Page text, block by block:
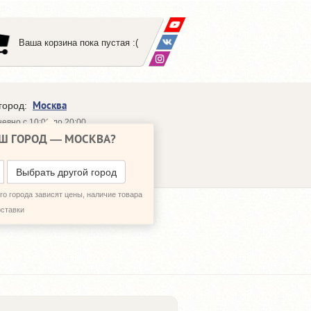
Ваша корзина пока пустая :(
Москва
ГОРОД — МОСКВА?
Выбрать другой город
города зависят цены, наличие товара
с 10:00 до 20:00
648-64-30
МНЕ